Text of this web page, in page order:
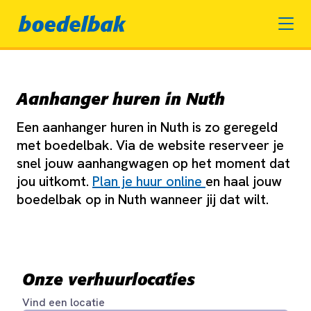
Aanhanger huren in Nuth
Een aanhanger huren in Nuth is zo geregeld
met boedelbak. Via de website reserveer je
snel jouw aanhangwagen op het moment dat
jou uitkomt. Plan je huur online en haal jouw
boedelbak op in Nuth wanneer jij dat wilt.
Onze verhuurlocaties
Vind een locatie